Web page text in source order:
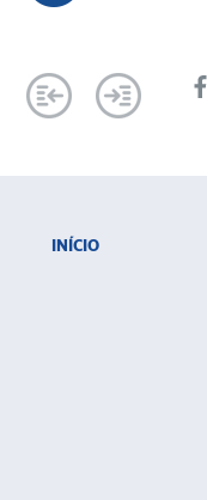
INÍCIO